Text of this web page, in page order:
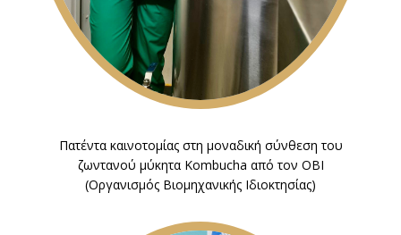
Πατέντα καινοτομίας στη μοναδική σύνθεση του
ζωντανού μύκητα Kombucha από τον ΟΒΙ
(Οργανισμός Βιομηχανικής Ιδιοκτησίας)